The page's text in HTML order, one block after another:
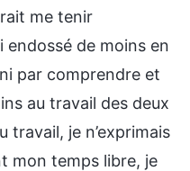
me tenir
endossé de moins en
par comprendre et
au travail des deux
travail, je n’exprimais
mon temps libre, je